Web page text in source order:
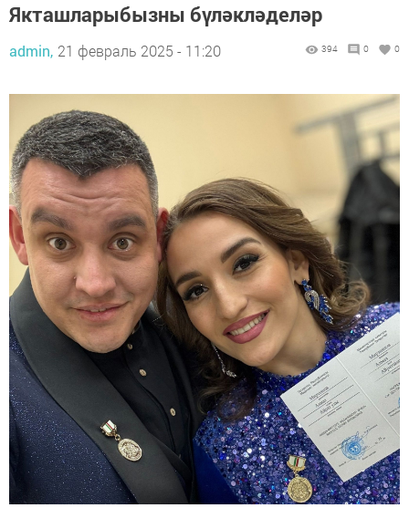
Якташларыбызны бүләкләделәр
admin, 21 февраль 2025 - 11:20 394 0 0